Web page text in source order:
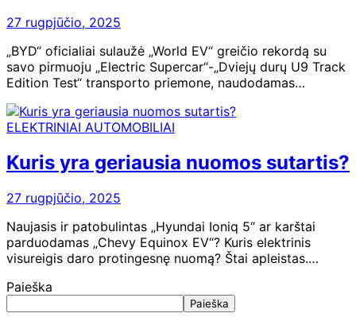
27 rugpjūčio, 2025
„BYD“ oficialiai sulaužė „World EV“ greičio rekordą su
savo pirmuoju „Electric Supercar“-„Dviejų durų U9 Track
Edition Test“ transporto priemone, naudodamas…
ELEKTRINIAI AUTOMOBILIAI
Kuris yra geriausia nuomos sutartis?
27 rugpjūčio, 2025
Naujasis ir patobulintas „Hyundai Ioniq 5“ ar karštai
parduodamas „Chevy Equinox EV“? Kuris elektrinis
visureigis daro protingesnę nuomą? Štai apleistas.…
Paieška
Paieška